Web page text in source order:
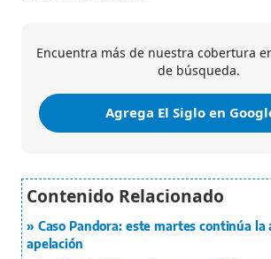
Encuentra más de nuestra cobertura
de búsqueda.
Agrega El Siglo en
Caso Pandora: este martes continúa la
apelación